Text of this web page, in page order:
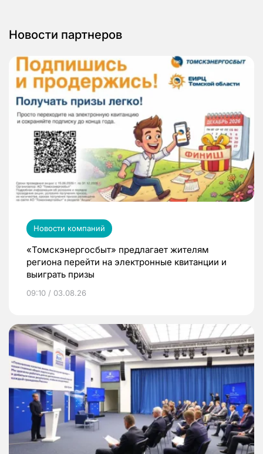
Новости партнеров
Новости компаний
«Томскэнергосбыт» предлагает жителям
региона перейти на электронные квитанции и
выиграть призы
09:10 / 03.08.26